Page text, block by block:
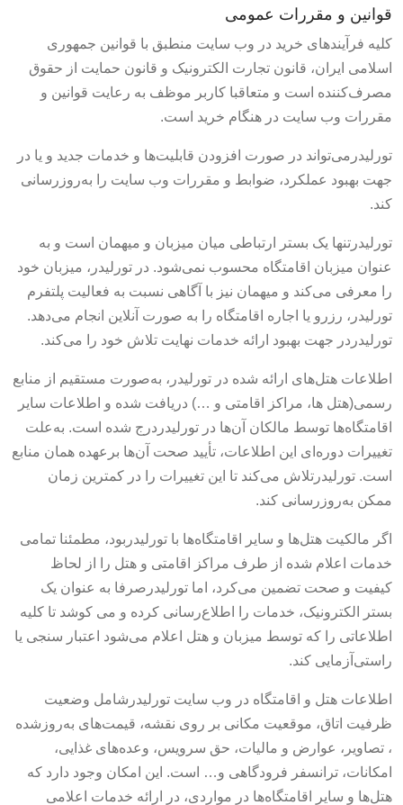
قوانین و مقررات عمومی
کلیه فرآیندهای خرید در وب سایت منطبق با قوانین جمهوری
اسلامی ایران، قانون تجارت الکترونیک و قانون حمایت از حقوق
مصرف‌کننده است و متعاقبا کاربر موظف به رعایت قوانین و
مقررات وب سایت در هنگام خرید است.
تورلیدرمی‌تواند در صورت افزودن قابلیت‌ها و خدمات جدید و یا در
جهت بهبود عملکرد، ضوابط و مقررات وب سایت را به‌روز‌رسانی
کند.
تورلیدرتنها یک بستر ارتباطی میان میزبان و میهمان است و به
عنوان میزبان اقامتگاه محسوب نمی‌شود. در تورلیدر، میزبان خود
را معرفی می‌کند و میهمان نیز با آگاهی نسبت به فعالیت پلتفرم
تورلیدر، رزرو یا اجاره اقامتگاه را به صورت آنلاین انجام می‌دهد.
تورلیدردر جهت بهبود ارائه خدمات نهایت تلاش خود را می‌کند.
اطلاعات هتل‌های ارائه شده در تورلیدر، به‌صورت مستقیم از منابع
رسمی(هتل ها، مراکز اقامتی و …) دریافت شده و اطلاعات سایر
اقامتگاه‌ها توسط مالکان آن‌ها در تورلیدردرج شده است. به‌علت
تغییرات دوره‌ای این اطلاعات، تأیید صحت آن‌ها برعهده همان منابع
است. تورلیدرتلاش می‌کند تا این تغییرات را در کمترین زمان
ممکن به‌روزرسانی کند.
اگر مالکیت هتل‌ها و سایر اقامتگاه‌ها با تورلیدربود، مطمئنا تمامی
خدمات اعلام شده از طرف مراکز اقامتی و هتل را از لحاظ
کیفیت و صحت تضمین می‌کرد، اما تورلیدرصرفا به عنوان یک
بستر الکترونیک، خدمات را اطلاع‌رسانی کرده و می کوشد تا کلیه
اطلاعاتی را که توسط میزبان و هتل اعلام می‌شود اعتبار سنجی یا
راستی‌آزمایی کند.
اطلاعات هتل و اقامتگاه در وب سایت تورلیدرشامل وضعیت
ظرفیت اتاق، موقعیت مکانی بر روی نقشه، قیمت‌های به‌روزشده
، تصاویر، عوارض و مالیات، حق سرویس، وعده‌های غذایی،
امکانات، ترانسفر فرودگاهی و… است. این امکان وجود دارد که
هتل‌ها و سایر اقامتگاه‌ها در مواردی، در ارائه خدمات اعلامی